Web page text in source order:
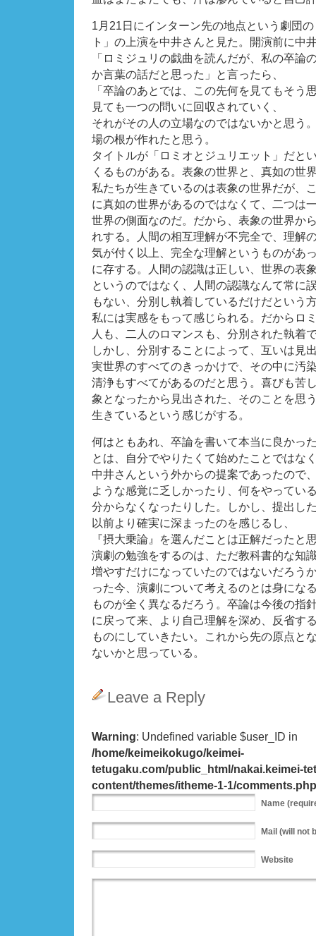
1月21日にインターン先の地点という劇団
ト」の上演を中井さんと見た。開演前に中
「ロミジュリの戯曲を読んだが、私の卒論
か言葉の話だと思った」と言ったら、
「卒論のあとでは、この先何を見てもそう
見ても一つの問いに回収されていく、
それがその人の立場なのではないかと思う
場の根が作れたと思う。
タイトルが「ロミオとジュリエット」だと
くるものがある。表象の世界と、真如の世
私たちが生きているのは表象の世界だが、
に真如の世界があるのではなくて、二つは
世界の側面なのだ。だから、表象の世界か
れする。人間の相互理解が不完全で、理解
気が付く以上、完全な理解というものがあ
に存する。人間の認識は正しい、世界の表
というのではなく、人間の認識なんて常に
もない、分別し執着しているだけだという
私には実感をもって感じられる。だからロ
人も、二人のロマンスも、分別された執着
しかし、分別することによって、互いは見
実世界のすべてのきっかけで、その中に汚
清浄もすべてがあるのだと思う。喜びも苦
象となったから見出された、そのことを思
生きているという感じがする。
何はともあれ、卒論を書いて本当に良かっ
とは、自分でやりたくて始めたことではな
中井さんという外からの提案であったので
ような感覚に乏しかったり、何をやってい
分からなくなったりした。しかし、提出し
以前より確実に深まったのを感じるし、
『摂大乗論』を選んだことは正解だったと
演劇の勉強をするのは、ただ教科書的な知
増やすだけになっていたのではないだろう
った今、演劇について考えるのとは身にな
ものが全く異なるだろう。卒論は今後の指
に戻って来、より自己理解を深め、反省す
ものにしていきたい。これから先の原点と
ないかと思っている。
Leave a Reply
Warning: Undefined variable $user_ID in
/home/keimeikokugo/keimei-
tetugaku.com/public_html/nakai.keimei-
content/themes/itheme-1-1/comments.php
Name
Mail (will not
Website